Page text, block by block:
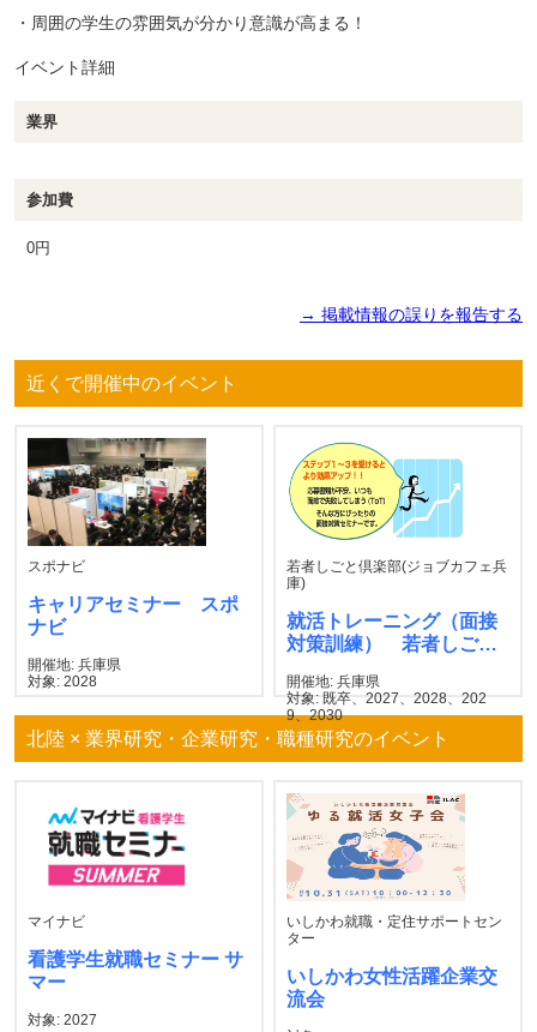
・周囲の学生の雰囲気が分かり意識が高まる！
イベント詳細
業界
参加費
0円
→ 掲載情報の誤りを報告する
近くで開催中のイベント
スポナビ
キャリアセミナー スポ
ナビ
開催地: 兵庫県
対象: 2028
若者しごと倶楽部(ジョブカフェ兵
庫)
就活トレーニング（面接
対策訓練） 若者しごと
開催地: 兵庫県
対象: 既卒、2027、2028、202
9、2030
北陸 × 業界研究・企業研究・職種研究のイベント
マイナビ
看護学生就職セミナー サ
マー
対象: 2027
いしかわ就職・定住サポートセン
ター
いしかわ女性活躍企業交
流会